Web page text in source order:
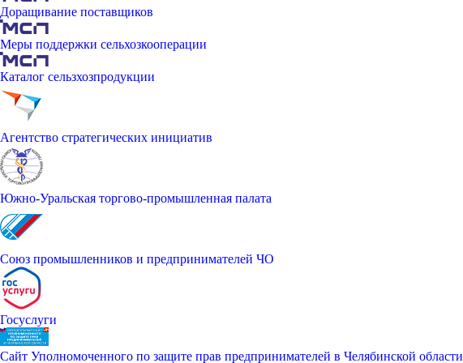
Доращивание поставщиков
Меры поддержки сельхозкооперации
Каталог сельзхозпродукции
Агентство стратегических инициатив
Южно-Уральская торгово-промышленная палата
Союз промышленников и предпринимателей ЧО
Госуслуги
Сайт Уполномоченного по защите прав предпринимателей в Челябинской области